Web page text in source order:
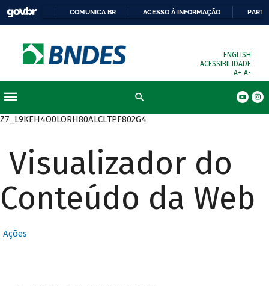
COMUNICA BR ACESSO À INFORMAÇÃO
ENGLISH
ACESSIBILIDADE
A+ A-
Z7_L9KEH4O0LORH80ALCLTPF802G4
Visualizador do
Conteúdo da Web
Ações